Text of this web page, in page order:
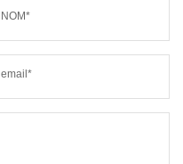
NOM*
email*